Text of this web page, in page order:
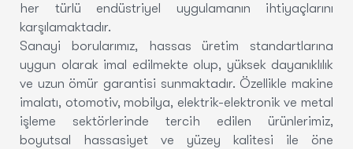
her türlü endüstriyel uygulamanın ihtiyaçlarını
karşılamaktadır.
Sanayi borularımız, hassas üretim standartlarına
uygun olarak imal edilmekte olup, yüksek dayanıklılık
ve uzun ömür garantisi sunmaktadır. Özellikle makine
imalatı, otomotiv, mobilya, elektrik-elektronik ve metal
işleme sektörlerinde tercih edilen ürünlerimiz,
boyutsal hassasiyet ve yüzey kalitesi ile öne